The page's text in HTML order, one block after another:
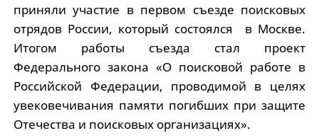
приняли участие в первом съезде поисковых
отрядов России, который состоялся в Москве.
Итогом работы съезда стал проект
Федерального закона «О поисковой работе в
Российской Федерации, проводимой в целях
увековечивания памяти погибших при защите
Отечества и поисковых организациях».